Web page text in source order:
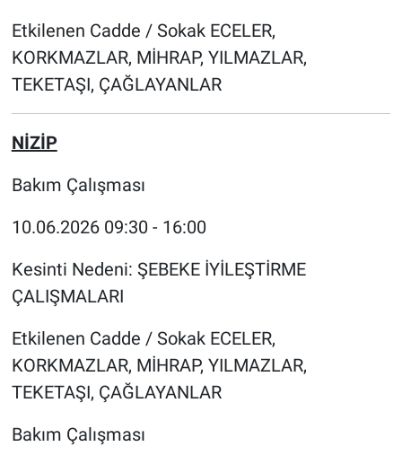
Etkilenen Cadde / Sokak ECELER,
KORKMAZLAR, MİHRAP, YILMAZLAR,
TEKETAŞI, ÇAĞLAYANLAR
NİZİP
Bakım Çalışması
10.06.2026 09:30 - 16:00
Kesinti Nedeni: ŞEBEKE İYİLEŞTİRME
ÇALIŞMALARI
Etkilenen Cadde / Sokak ECELER,
KORKMAZLAR, MİHRAP, YILMAZLAR,
TEKETAŞI, ÇAĞLAYANLAR
Bakım Çalışması